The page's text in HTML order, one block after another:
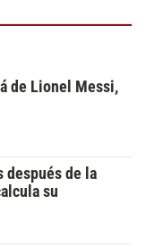
de Lionel Messi,
después de la
su